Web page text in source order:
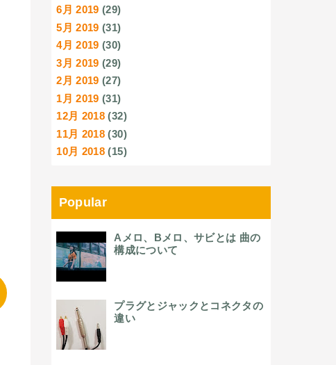
6月 2019 (29)
5月 2019 (31)
4月 2019 (30)
3月 2019 (29)
2月 2019 (27)
1月 2019 (31)
12月 2018 (32)
11月 2018 (30)
10月 2018 (15)
Popular
Aメロ、Bメロ、サビとは 曲の
構成について
プラグとジャックとコネクタの
違い